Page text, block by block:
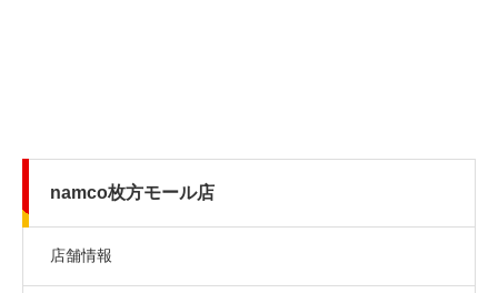
namco枚方モール店
店舗情報